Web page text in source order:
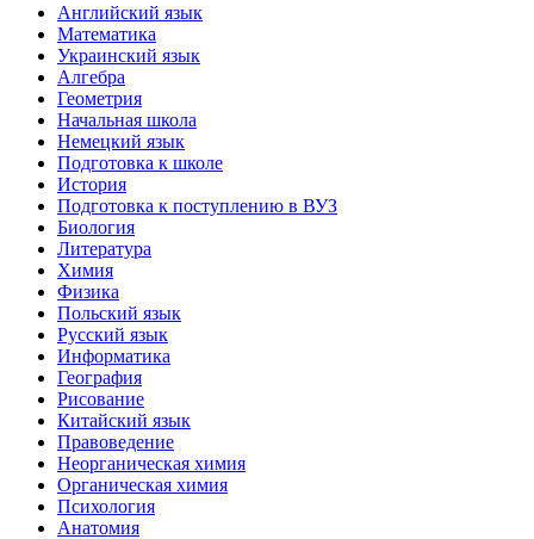
Английский язык
Математика
Украинский язык
Алгебра
Геометрия
Начальная школа
Немецкий язык
Подготовка к школе
История
Подготовка к поступлению в ВУЗ
Биология
Литература
Химия
Физика
Польский язык
Русский язык
Информатика
География
Рисование
Китайский язык
Правоведение
Неорганическая химия
Органическая химия
Психология
Анатомия